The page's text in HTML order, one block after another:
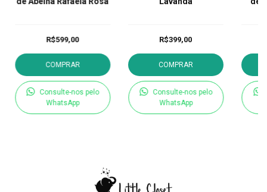
R$599,00
COMPRAR
Consulte-nos pelo
WhatsApp
R$399,00
COMPRAR
Consulte-nos pelo
WhatsApp